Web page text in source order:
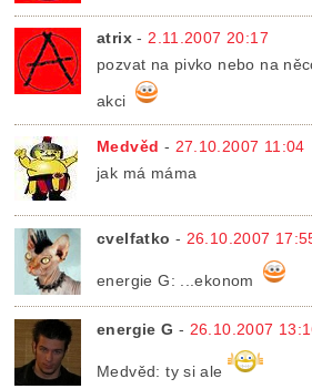
atrix -2.11.2007 20:17
pozvat na pivko nebo na
akci
Medvěd - 27.10.2007 11:04
jak má máma
cvelfatko - 26.10.2007
energie G: ...ekonom
energie G - 26.10.2007
Medvěd: ty si ale